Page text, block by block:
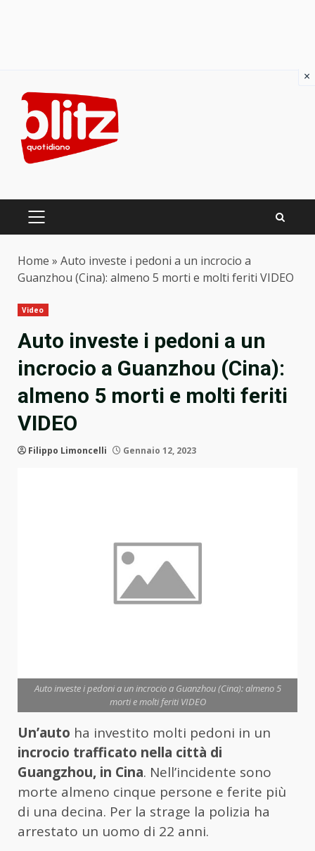
content
PRIMARY
Home » Auto investe i pedoni a un incrocio a
Guanzhou (Cina): almeno 5 morti e molti feriti VIDEO
Video
Auto investe i pedoni a un
incrocio a Guanzhou (Cina):
almeno 5 morti e molti feriti
VIDEO
Filippo Limoncelli Gennaio 12, 2023
Auto investe i pedoni a un incrocio a Guanzhou (Cina): almeno 5
morti e molti feriti VIDEO
Un’auto ha investito molti pedoni in un
incrocio trafficato nella città di
Guangzhou, in Cina. Nell’incidente sono
morte almeno cinque persone e ferite più
di una decina. Per la strage la polizia ha
arrestato un uomo di 22 anni.
×